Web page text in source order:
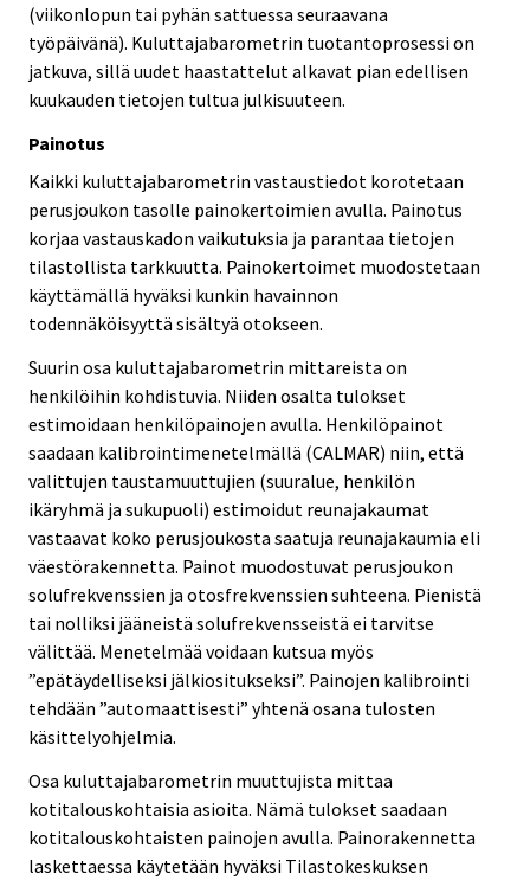
(viikonlopun tai pyhän sattuessa seuraavana
työpäivänä). Kuluttajabarometrin tuotantoprosessi on
jatkuva, sillä uudet haastattelut alkavat pian edellisen
kuukauden tietojen tultua julkisuuteen.
Painotus
Kaikki kuluttajabarometrin vastaustiedot korotetaan
perusjoukon tasolle painokertoimien avulla. Painotus
korjaa vastauskadon vaikutuksia ja parantaa tietojen
tilastollista tarkkuutta. Painokertoimet muodostetaan
käyttämällä hyväksi kunkin havainnon
todennäköisyyttä sisältyä otokseen.
Suurin osa kuluttajabarometrin mittareista on
henkilöihin kohdistuvia. Niiden osalta tulokset
estimoidaan henkilöpainojen avulla. Henkilöpainot
saadaan kalibrointimenetelmällä (CALMAR) niin, että
valittujen taustamuuttujien (suuralue, henkilön
ikäryhmä ja sukupuoli) estimoidut reunajakaumat
vastaavat koko perusjoukosta saatuja reunajakaumia eli
väestörakennetta. Painot muodostuvat perusjoukon
solufrekvenssien ja otosfrekvenssien suhteena. Pienistä
tai nolliksi jääneistä solufrekvensseistä ei tarvitse
välittää. Menetelmää voidaan kutsua myös
”epätäydelliseksi jälkiositukseksi”. Painojen kalibrointi
tehdään ”automaattisesti” yhtenä osana tulosten
käsittelyohjelmia.
Osa kuluttajabarometrin muuttujista mittaa
kotitalouskohtaisia asioita. Nämä tulokset saadaan
kotitalouskohtaisten painojen avulla. Painorakennetta
laskettaessa käytetään hyväksi Tilastokeskuksen